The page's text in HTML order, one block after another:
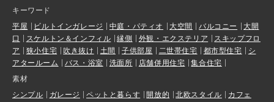
キーワード
平屋
ビルトインガレージ 中庭・パティオ 大空間 バルコニー
大開
口
スケルトン＆インフィル 縁側 外観・エクステリア
スキップフロ
ア
狭小住宅 吹き抜け 土間 子供部屋 二世帯住宅 都市型住宅
シ
アタールーム
バス・浴室 洗面所 店舗併用住宅
集合住宅
素材
シンプル
ガレージ ペットと暮らす 開放的 北欧スタイル
カフェ